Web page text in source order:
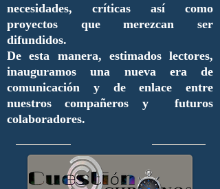
necesidades, críticas así como
proyectos que merezcan ser
difundidos.
De esta manera, estimados lectores,
inauguramos una nueva era de
comunicación y de enlace entre
nuestros compañeros y futuros
colaboradores.